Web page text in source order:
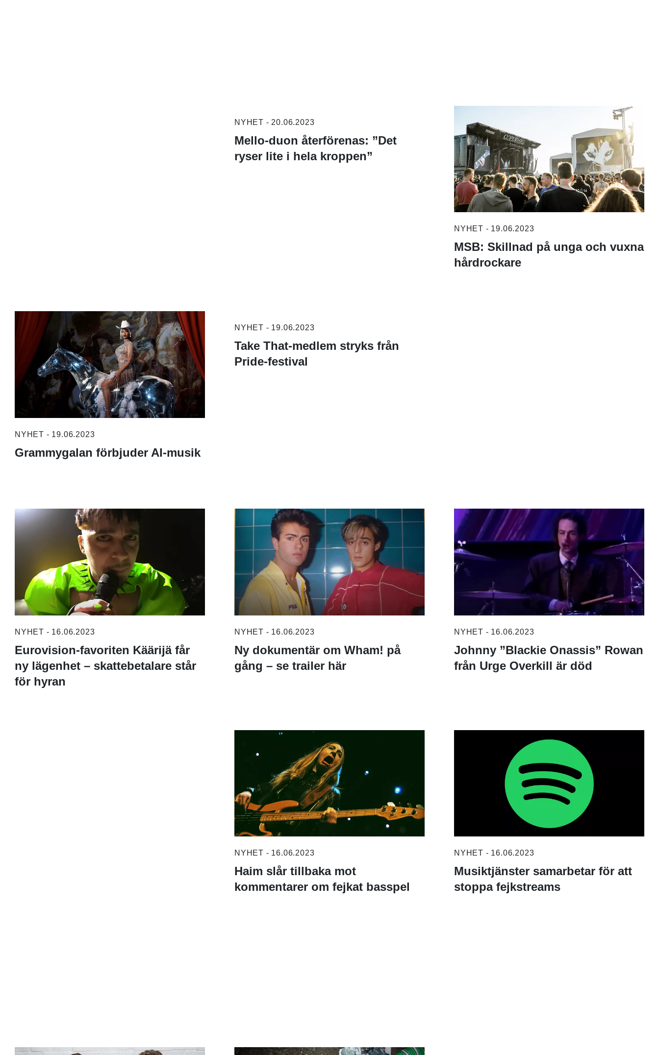
NYHET - 20.06.2023
Mello-duon återförenas: ”Det
ryser lite i hela kroppen”
NYHET - 19.06.2023
MSB: Skillnad på unga och vuxna
hårdrockare
NYHET - 19.06.2023
Grammygalan förbjuder AI-musik
NYHET - 19.06.2023
Take That-medlem stryks från
Pride-festival
NYHET - 16.06.2023
Eurovision-favoriten Käärijä får
ny lägenhet – skattebetalare står
för hyran
NYHET - 16.06.2023
Ny dokumentär om Wham! på
gång – se trailer här
NYHET - 16.06.2023
Johnny ”Blackie Onassis” Rowan
från Urge Overkill är död
NYHET - 16.06.2023
Haim slår tillbaka mot
kommentarer om fejkat basspel
NYHET - 16.06.2023
Musiktjänster samarbetar för att
stoppa fejkstreams